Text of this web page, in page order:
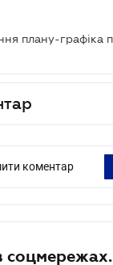
коментар
соцмережах.